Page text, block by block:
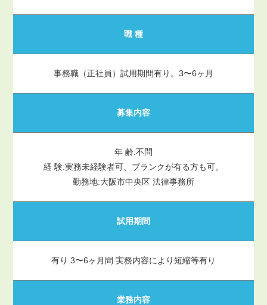
職 種
事務職（正社員）試用期間有り。3〜6ヶ月
募集内容
年 齢:不問
経 験:実務未経験者可、ブランクが有る方も可。
勤務地:大阪市中央区 法律事務所
試用期間
有り 3〜6ヶ月間 実務内容により短縮等有り
業務内容